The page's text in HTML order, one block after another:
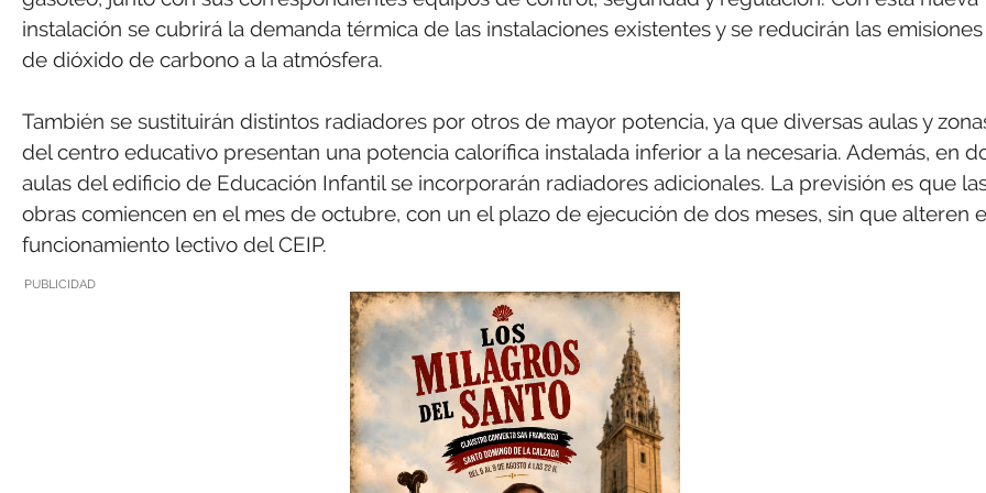
instalación se cubrirá la demanda térmica de las instalaciones existentes y se reducirán las emisiones
de dióxido de carbono a la atmósfera.
También se sustituirán distintos radiadores por otros de mayor potencia, ya que diversas aulas y
del centro educativo presentan una potencia calorífica instalada inferior a la necesaria. Además, en
aulas del edificio de Educación Infantil se incorporarán radiadores adicionales. La previsión es que
obras comiencen en el mes de octubre, con un el plazo de ejecución de dos meses, sin que alteren
funcionamiento lectivo del CEIP.
PUBLICIDAD